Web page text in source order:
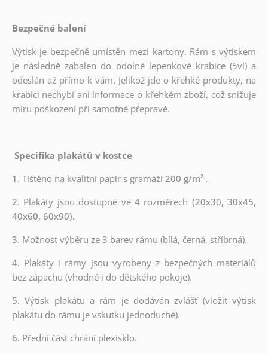
Bezpečné balení
Výtisk je bezpečně umístěn mezi kartony. Rám s výtiskem
je následně zabalen do odolné lepenkové krabice (5vl) a
odeslán až přímo k vám. Jelikož jde o křehké produkty, na
krabici nechybí ani informace o křehkém zboží, což snižuje
míru poškození při samotné přepravě.
Specifika plakátů v kostce
1. Tištěno na kvalitní papír s gramáží200 g/m² .
2. Plakáty jsou dostupné ve 4 rozměrech (20x30, 30x45,
40x60, 60x90).
3. Možnost výběru ze 3 barev rámu (bílá, černá, stříbrná).
4. Plakáty i rámy jsou vyrobeny z bezpečných materiálů
bez zápachu (vhodné i do dětského pokoje).
5.Výtisk plakátu a rám je dodáván zvlášť (vložit výtisk
plakátu do rámu je vskutku jednoduché).
6. Přední část chrání plexisklo.